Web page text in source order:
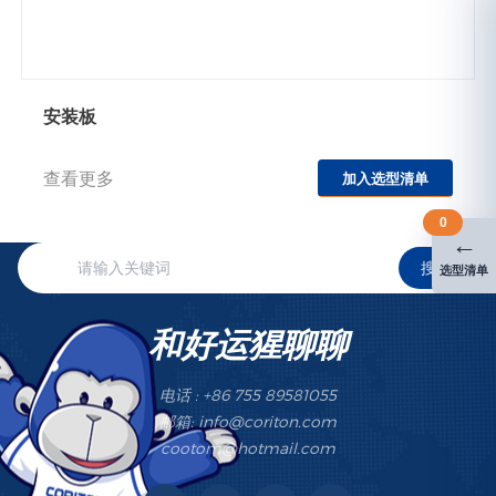
安装板
查看更多 加入选型清单
搜索
和好运猩聊聊
电话 : +86 755 89581055
邮箱: info@coriton.com
cootom@hotmail.com
←
选型清单
0